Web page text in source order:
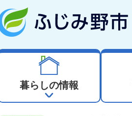
暮らしの情報